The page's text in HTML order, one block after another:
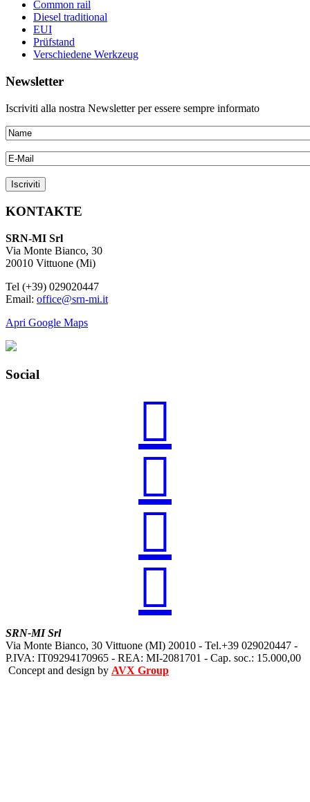
Common rail
Diesel traditional
EUI
Prüfstand
Verschiedene Werkzeug
Newsletter
Iscriviti alla nostra Newsletter per essere sempre informato
KONTAKTE
SRN-MI Srl
Via Monte Bianco, 30
20010 Vittuone (Mi)
Tel (+39) 029020447
Email: office@srn-mi.it
Apri Google Maps
Social




SRN-MI Srl
Via Monte Bianco, 30 Vittuone (MI) 20010 - Tel.+39 029020447 -
P.IVA: IT09294170965 - REA: MI-2081701 - Cap. soc.: 15.000,00
Concept and design by AVX Group